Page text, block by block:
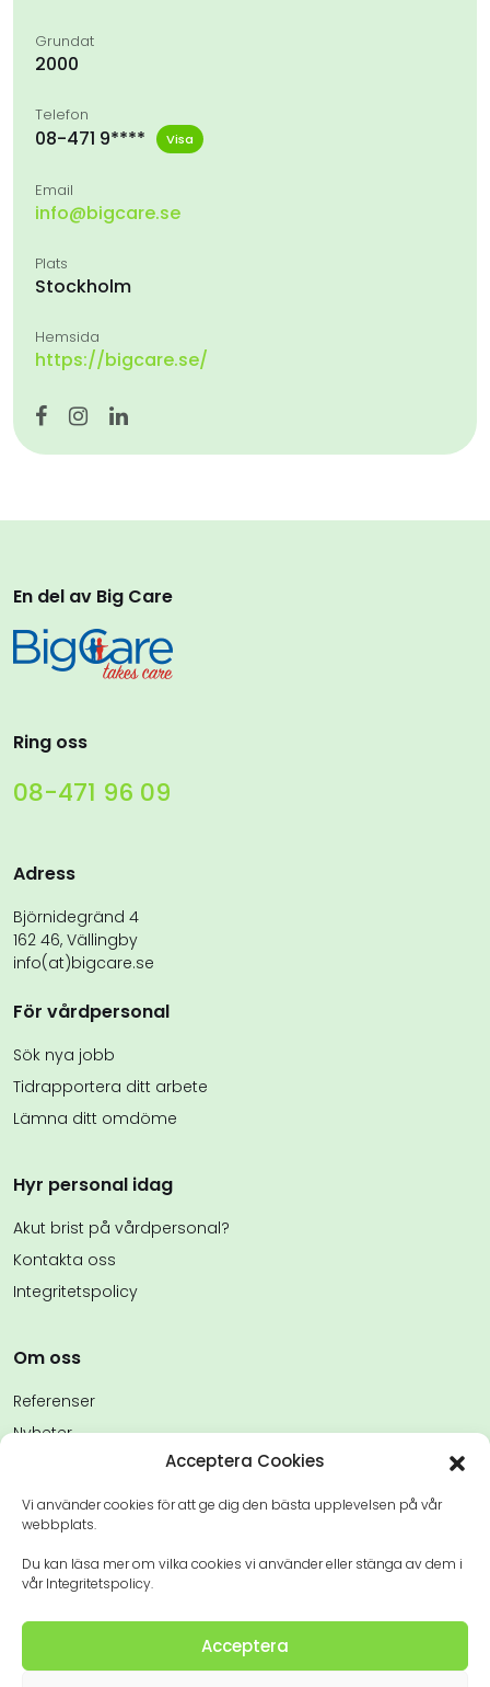
Acceptera Cookies
Vi använder cookies för att ge dig den bästa upplevelsen på vår
webbplats.
Du kan läsa mer om vilka cookies vi använder eller stänga av dem i
vår Integritetspolicy.
Acceptera
Grundat
2000
Telefon
08-471 9**** Visa
Email
info@bigcare.se
Plats
Stockholm
Hemsida
https://bigcare.se/
En del av Big Care
Ring oss
08-471 96 09
Adress
Björnidegränd 4
162 46, Vällingby
info(at)bigcare.se
För vårdpersonal
Sök nya jobb
Tidrapportera ditt arbete
Lämna ditt omdöme
Hyr personal idag
Akut brist på vårdpersonal?
Kontakta oss
Integritetspolicy
Om oss
Referenser
Nyheter
Kontakta oss